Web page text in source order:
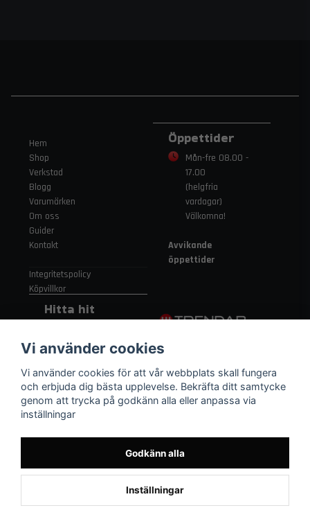
Hem
Shop
Verkstad
Blogg
Varumärken
Om oss
Guider
Kontakt
Integritetspolicy
Köpvillkor
Öppettider
Mån-fre 08.00 -
17.00
(helgfria
vardagar)
Välkomna!
Avvikande
öppettider
Hitta hit
Strängnäsvägen
315 155 91
Nykvarn Sverige
08 552 450 06
@trendab.com
Vi använder cookies
Vi använder cookies för att vår webbplats skall fungera
och erbjuda dig bästa upplevelse. Bekräfta ditt samtycke
genom att trycka på godkänn alla eller anpassa via
inställningar
Godkänn alla
Inställningar